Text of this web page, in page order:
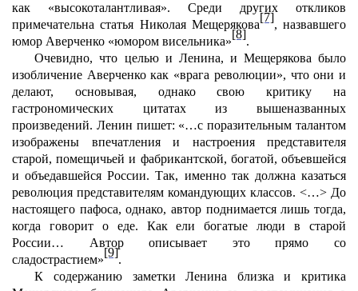
как «высокоталантливая». Среди других откликов
примечательна статья Николая Мещерякова
[7]
, назвавшего
юмор Аверченко «юмором висельника»
[8]
.
Очевидно, что целью и Ленина, и Мещерякова было
изобличение Аверченко как «врага революции», что они и
делают, основывая, однако свою критику на
гастрономических цитатах из вышеназванных
произведений. Ленин пишет: «…с поразительным талантом
изображены впечатления и настроения представителя
старой, помещичьей и фабрикантской, богатой, объевшейся
и объедавшейся России. Так, именно так должна казаться
революция представителям командующих классов. <…> До
настоящего пафоса, однако, автор поднимается лишь тогда,
когда говорит о еде. Как ели богатые люди в старой
России… Автор описывает это прямо со
сладострастием»
[9]
.
К содержанию заметки Ленина близка и критика